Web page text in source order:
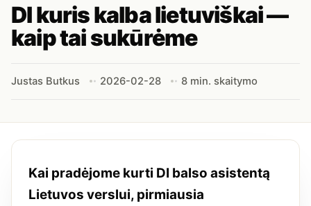
DI kuris kalba lietuviškai —
kaip tai sukūrėme
Justas Butkus 2026-02-28 8 min. skaitymo
Kai pradėjome kurti DI balso asistentą
Lietuvos verslui, pirmiausia